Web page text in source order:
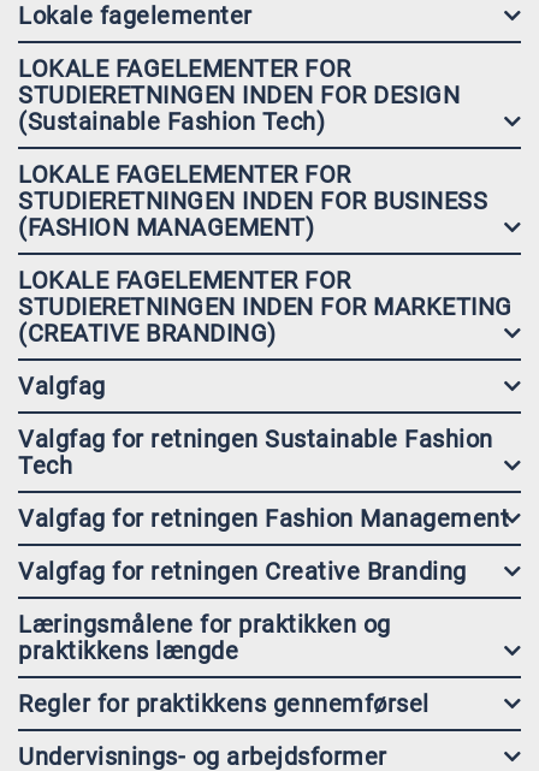
Lokale fagelementer
LOKALE FAGELEMENTER FOR
STUDIERETNINGEN INDEN FOR DESIGN
(Sustainable Fashion Tech)
LOKALE FAGELEMENTER FOR
STUDIERETNINGEN INDEN FOR BUSINESS
(FASHION MANAGEMENT)
LOKALE FAGELEMENTER FOR
STUDIERETNINGEN INDEN FOR MARKETING
(CREATIVE BRANDING)
Valgfag
Valgfag for retningen Sustainable Fashion
Tech
Valgfag for retningen Fashion Management
Valgfag for retningen Creative Branding
Læringsmålene for praktikken og
praktikkens længde
Regler for praktikkens gennemførsel
Undervisnings- og arbejdsformer